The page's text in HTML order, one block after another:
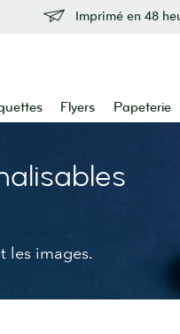
Imprimé en 48
Flyers Papeterie
les images.